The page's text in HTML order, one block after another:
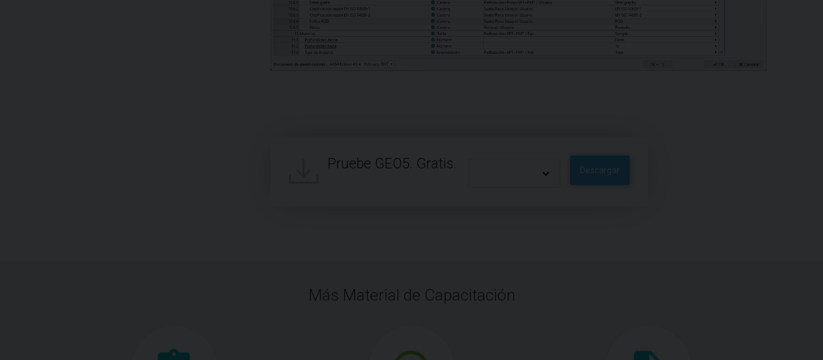
Pruebe GEO5. Gratis. Descargar
Más Material de Capacitación